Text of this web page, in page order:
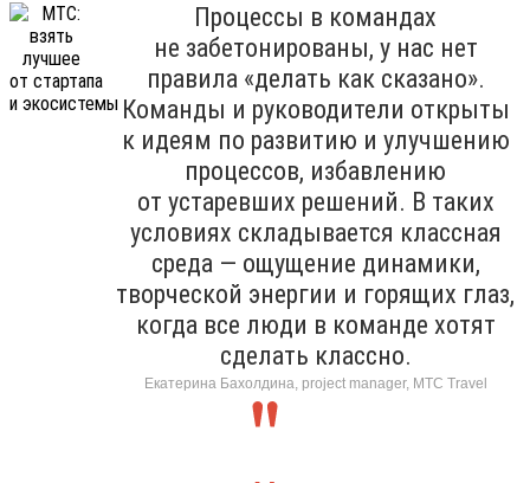
Процессы в командах
не забетонированы, у нас нет
правила «делать как сказано».
Команды и руководители открыты
к идеям по развитию и улучшению
процессов, избавлению
от устаревших решений. В таких
условиях складывается классная
среда — ощущение динамики,
творческой энергии и горящих глаз,
когда все люди в команде хотят
сделать классно.
Екатерина Бахолдина, project manager, МТС Travel